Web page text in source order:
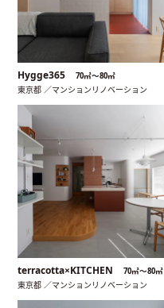
Hygge365 70㎡〜80㎡
東京都 ／マンションリノベーション
terracotta×KITCHEN 70㎡〜80㎡
東京都 ／マンションリノベーション